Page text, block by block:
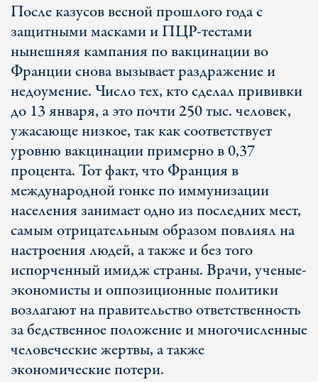
После казусов весной прошлого года с
защитными масками и ПЦР-тестами
нынешняя кампания по вакцинации во
Франции снова вызывает раздражение и
недоумение. Число тех, кто сделал прививки
до 13 января, а это почти 250 тыс. человек,
ужасающе низкое, так как соответствует
уровню вакцинации примерно в 0,37
процента. Тот факт, что Франция в
международной гонке по иммунизации
населения занимает одно из последних мест,
самым отрицательным образом повлиял на
настроения людей, а также и без того
испорченный имидж страны. Врачи, ученые-
экономисты и оппозиционные политики
возлагают на правительство ответственность
за бедственное положение и многочисленные
человеческие жертвы, а также
экономические потери.